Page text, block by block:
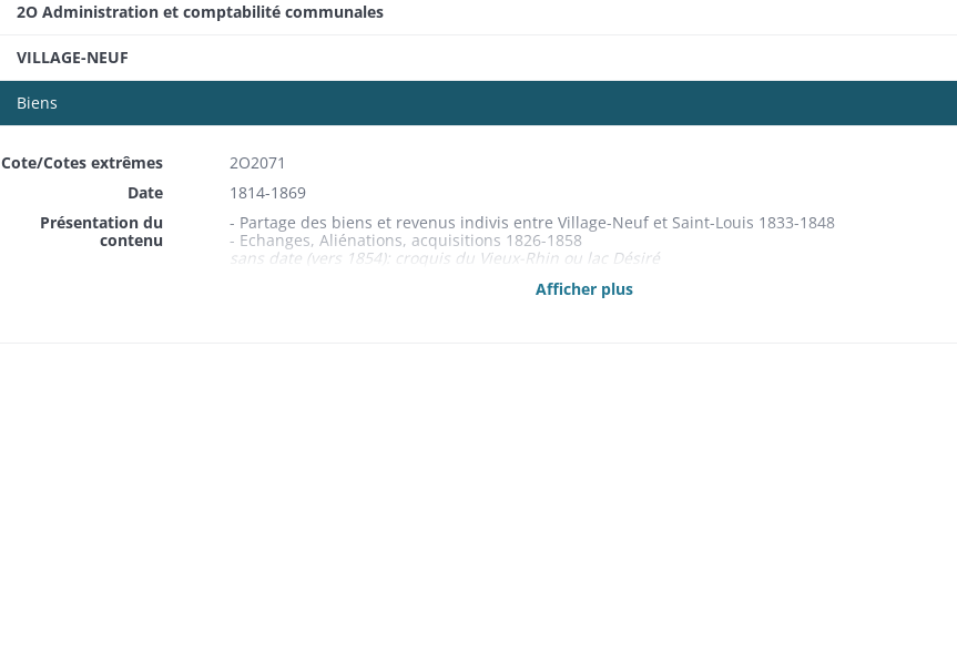
2O Administration et comptabilité communales
VILLAGE-NEUF
Biens
Cote/Cotes extrêmes
2O2071
Date
1814-1869
Présentation du
contenu
- Partage des biens et revenus indivis entre Village-Neuf et Saint-Louis 1833-1848
- Echanges, Aliénations, acquisitions 1826-1858
sans date (vers 1854): croquis du Vieux-Rhin ou lac Désiré
Afficher plus